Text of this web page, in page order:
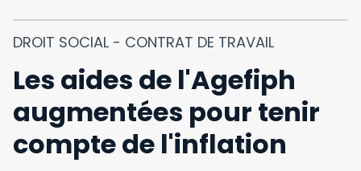
DROIT SOCIAL - CONTRAT DE TRAVAIL
Les aides de l'Agefiph
augmentées pour tenir
compte de l'inflation